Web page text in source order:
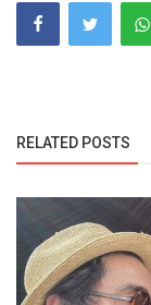
RELATED POSTS